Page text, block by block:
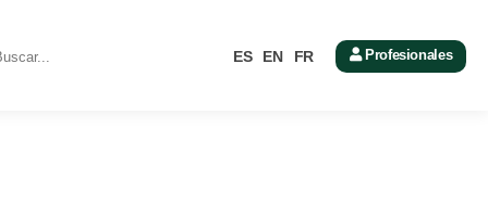
ES EN FR Profesionales